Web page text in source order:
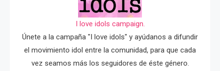
I love idols campaign.
Únete a la campaña "I love idols" y ayúdanos a difundir
el movimiento idol entre la comunidad, para que cada
vez seamos más los seguidores de éste género.